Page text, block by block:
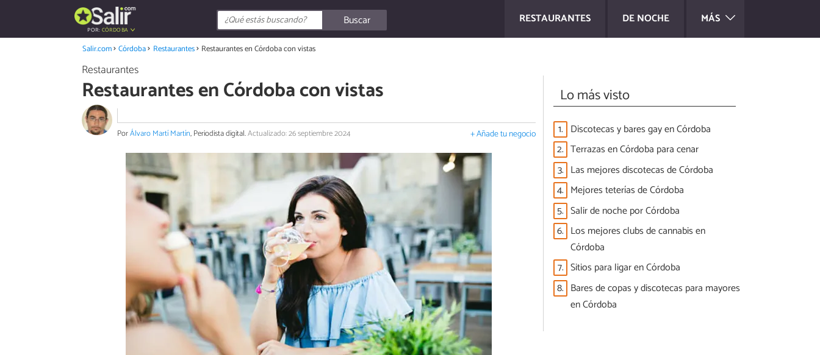
RESTAURANTES DE NOCHE MÁS
POR: CÓRDOBA
Buscar
Salir.com Córdoba Restaurantes Restaurantes en Córdoba con vistas
Restaurantes
Restaurantes en Córdoba con vistas
PorÁlvaro Martí Martín, Periodista digital.Actualizado: 26 septiembre 2024 + Añade tu negocio
Lo más visto
1. Discotecas y bares gay en Córdoba
2. Terrazas en Córdoba para cenar
3. Las mejores discotecas de Córdoba
4. Mejores teterías de Córdoba
5. Salir de noche por Córdoba
6. Los mejores clubs de cannabis en
Córdoba
7. Sitios para ligar en Córdoba
8. Bares de copas y discotecas para mayores
en Córdoba